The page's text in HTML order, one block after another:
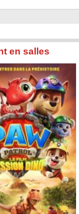
en salles